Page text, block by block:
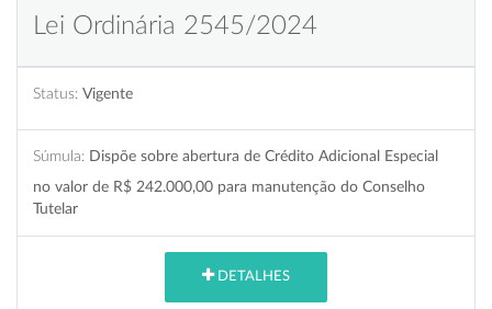
Lei Ordinária 2545/2024
Status: Vigente
Súmula: Dispõe sobre abertura de Crédito Adicional Especial
no valor de R$ 242.000,00 para manutenção do Conselho
Tutelar
DETALHES